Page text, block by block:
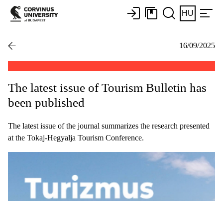
HU
16/09/2025
The latest issue of Tourism Bulletin has
been published
The latest issue of the journal summarizes the research presented
at the Tokaj-Hegyalja Tourism Conference.